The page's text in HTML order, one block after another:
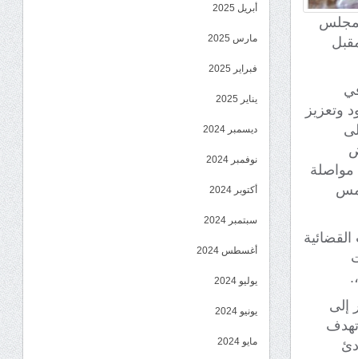
وتعزيز
مواصلة
إلى
تهدف
أبريل 2025
مارس 2025
فبراير 2025
يناير 2025
ديسمبر 2024
نوفمبر 2024
أكتوبر 2024
سبتمبر 2024
أغسطس 2024
يوليو 2024
يونيو 2024
مايو 2024